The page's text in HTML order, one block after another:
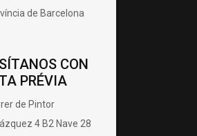
de Barcelona
CON
PRÉVIA
de Pintor
4 B2 Nave 28